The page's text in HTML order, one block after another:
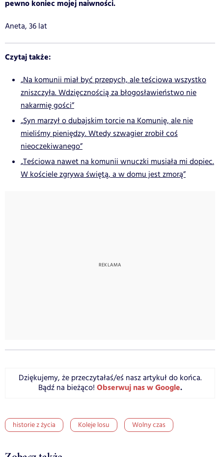
pewno koniec mojej naiwności.
Aneta, 36 lat
Czytaj także:
„Na komunii miał być przepych, ale teściowa wszystko
zniszczyła. Wdzięcznością za błogosławieństwo nie
nakarmię gości”
„Syn marzył o dubajskim torcie na Komunię, ale nie
mieliśmy pieniędzy. Wtedy szwagier zrobił coś
nieoczekiwanego”
„Teściowa nawet na komunii wnuczki musiała mi dopiec.
W kościele zgrywa świętą, a w domu jest zmorą”
Dziękujemy, że przeczytałaś/eś nasz artykuł do końca.
Bądź na bieżąco! Obserwuj nas w Google.
historie z życia Koleje losu Wolny czas